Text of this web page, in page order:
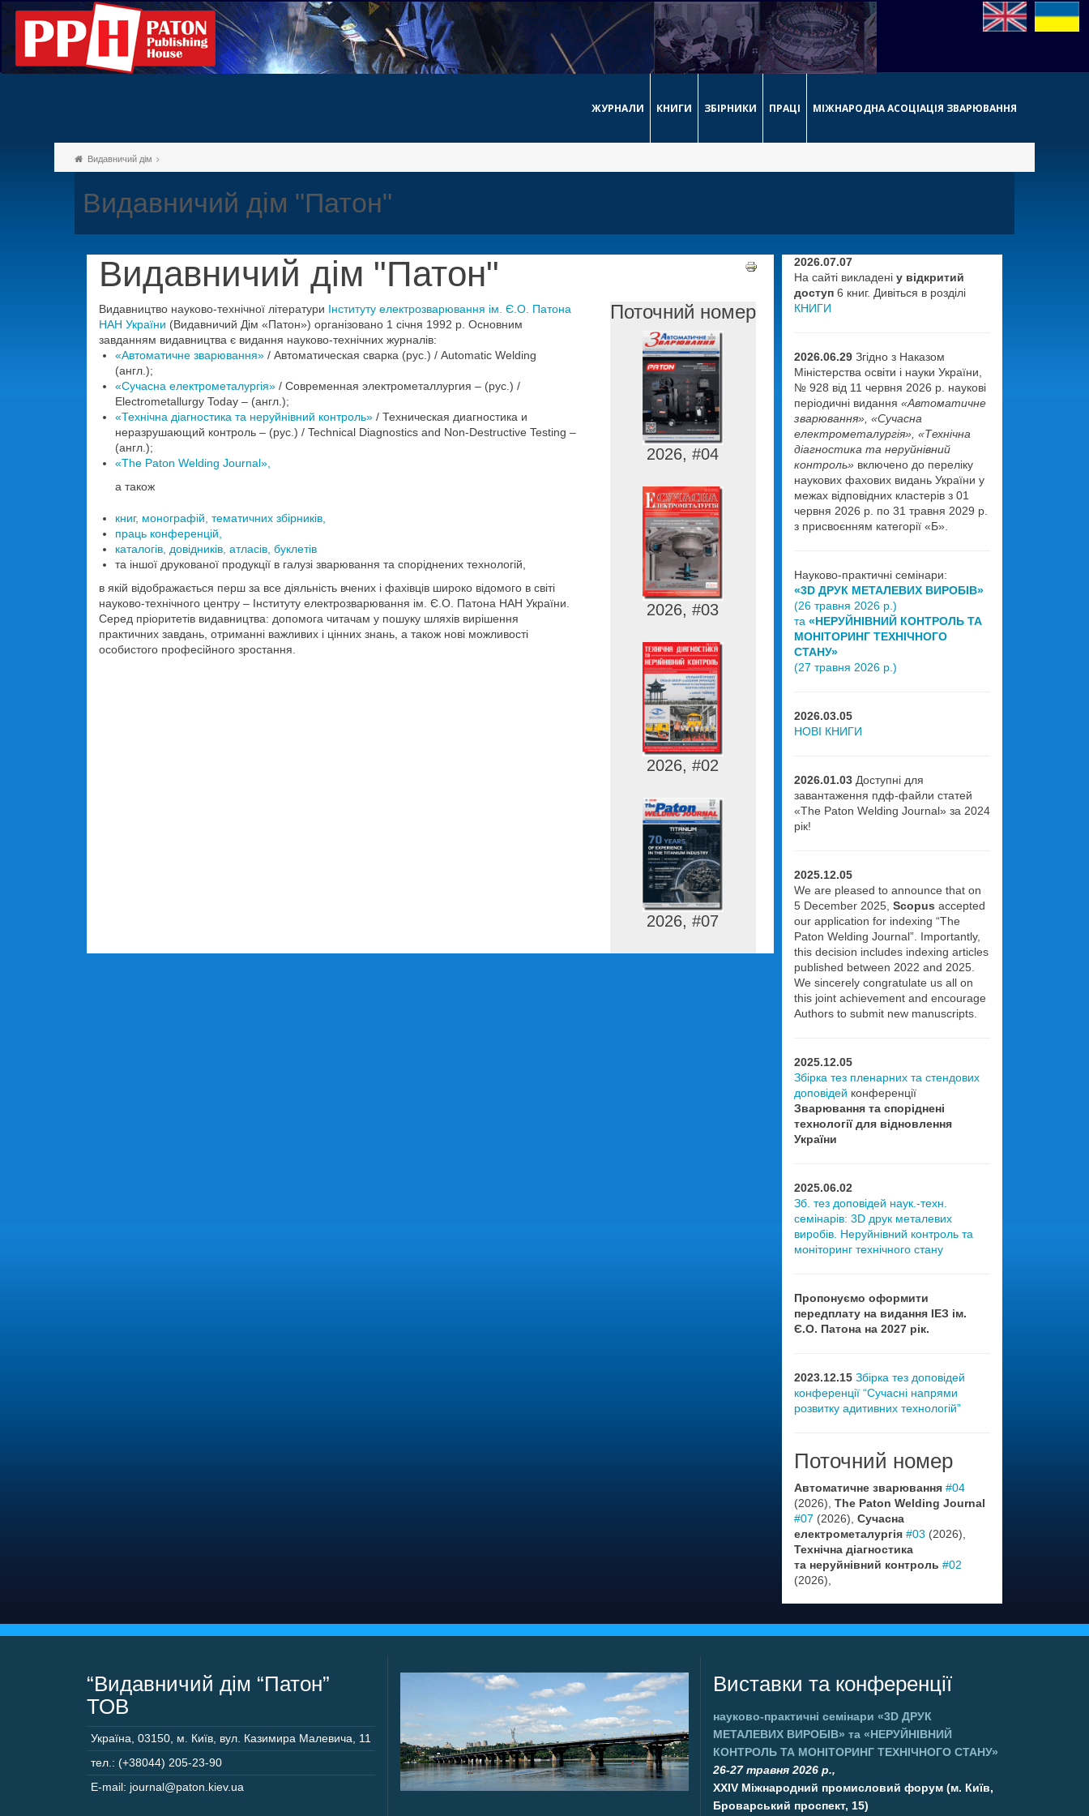
ЖУРНАЛИ КНИГИ ЗБІРНИКИ ПРАЦІ МІЖНАРОДНА АСОЦІАЦІЯ ЗВАРЮВАННЯ
Видавничий дім
Видавничий дім "Патон"
Видавничий дім "Патон"
Поточний номер
2026, #04
2026, #03
2026, #02
2026, #07
Видавництво науково-технічної літератури Інституту електрозварювання ім. Є.О. Патона
НАН України (Видавничий Дім «Патон») організовано 1 січня 1992 р. Основним
завданням видавництва є видання науково-технічних журналів:
«Автоматичне зварювання» / Автоматическая сварка (рус.) / Automatic Welding
(англ.);
«Сучасна електрометалургія» / Современная электрометаллургия – (рус.) /
Electrometallurgy Today – (англ.);
«Технічна діагностика та неруйнівний контроль» / Техническая диагностика и
неразрушающий контроль – (рус.) / Technical Diagnostics and Non-Destructive Testing –
(англ.);
«The Paton Welding Journal»,
а також
книг, монографій, тематичних збірників,
праць конференцій,
каталогів, довідників, атласів, буклетів
та іншої друкованої продукції в галузі зварювання та споріднених технологій,
в якій відображається перш за все діяльність вчених і фахівців широко відомого в світі
науково-технічного центру – Інституту електрозварювання ім. Є.О. Патона НАН України.
Серед пріоритетів видавництва: допомога читачам у пошуку шляхів вирішення
практичних завдань, отриманні важливих і цінних знань, а також нові можливості
особистого професійного зростання.
2026.07.07
На сайті викладені у відкритий
доступ6 книг. Дивіться в розділі
КНИГИ
2026.06.29Згідно з Наказом
Міністерства освіти і науки України,
№ 928 від 11 червня 2026 р. наукові
періодичні видання «Автоматичне
зварювання», «Сучасна
електрометалургія», «Технічна
діагностика та неруйнівний
контроль»включено до переліку
наукових фахових видань України у
межах відповідних кластерів з 01
червня 2026 р. по 31 травня 2029 р.
з присвоєнням категорії «Б».
Науково-практичні семінари:
«3D ДРУК МЕТАЛЕВИХ ВИРОБІВ»
(26 травня 2026 р.)
та «НЕРУЙНІВНИЙ КОНТРОЛЬ ТА
МОНІТОРИНГ ТЕХНІЧНОГО
СТАНУ»
(27 травня 2026 р.)
2026.03.05
НОВІ КНИГИ
2026.01.03Доступні для
завантаження пдф-файли статей
«The Paton Welding Journal» за 2024
рік!
2025.12.05
We are pleased to announce that on
5 December 2025, Scopus accepted
our application for indexing “The
Paton Welding Journal”. Importantly,
this decision includes indexing articles
published between 2022 and 2025.
We sincerely congratulate us all on
this joint achievement and encourage
Authors to submit new manuscripts.
2025.12.05
Збірка тез пленарних та стендових
доповідей конференції
Зварювання та споріднені
технології для відновлення
України
2025.06.02
Зб. тез доповідей наук.-техн.
семінарів: 3D друк металевих
виробів. Неруйнівний контроль та
моніторинг технічного стану
Пропонуємо оформити
передплату на видання ІЕЗ ім.
Є.О. Патона на 2027 рік.
2023.12.15 Збірка тез доповідей
конференції “Сучасні напрями
розвитку адитивних технологій”
Поточний номер
Автоматичне зварювання #04
(2026), The Paton Welding Journal
#07 (2026), Сучасна
електрометалургія #03 (2026),
Технічна діагностика
та неруйнівний контроль #02
(2026),
“Видавничий дім “Патон”
ТОВ
Україна 03150 м. Київ, вул. Казимира Малевича, 11
тел.: (+38044) 205-23-90
E-mail: journal@paton.kiev.ua
Виставки та конференції
науково-практичні семінари«3D ДРУК
МЕТАЛЕВИХ ВИРОБІВ» та«НЕРУЙНІВНИЙ
КОНТРОЛЬ ТА МОНІТОРИНГ ТЕХНІЧНОГО СТАНУ»
26-27 травня 2026 р.,
XXIV Міжнародний промисловий форум (м. Київ,
Броварський проспект, 15)